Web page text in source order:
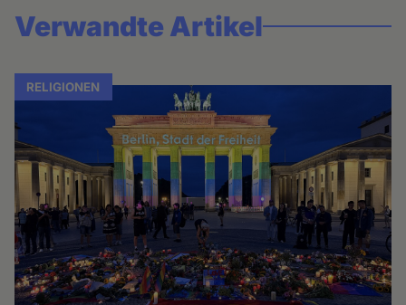
Verwandte Artikel
RELIGIONEN